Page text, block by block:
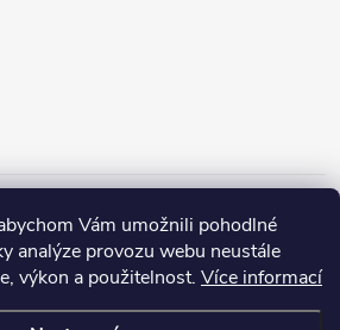
Vám umožnili pohodlné
analýze provozu webu neustále
výkon a použitelnost. Více informací